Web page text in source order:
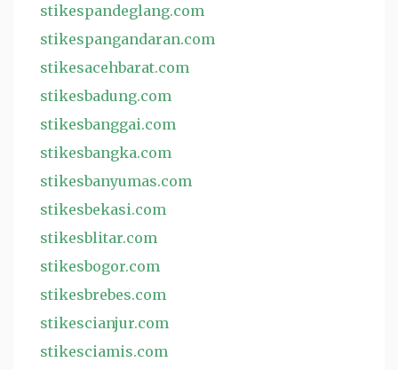
stikespandeglang.com
stikespangandaran.com
stikesacehbarat.com
stikesbadung.com
stikesbanggai.com
stikesbangka.com
stikesbanyumas.com
stikesbekasi.com
stikesblitar.com
stikesbogor.com
stikesbrebes.com
stikescianjur.com
stikesciamis.com